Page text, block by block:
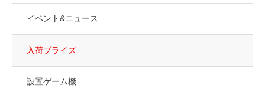
イベント&ニュース
入荷プライズ
設置ゲーム機